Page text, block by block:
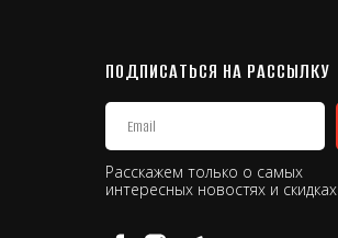
ПОДПИСАТЬСЯ НА РАССЫЛКУ
Расскажем только о самых
интересных новостях и скидках